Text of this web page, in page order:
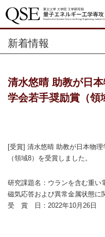
新着情報
清水悠晴 助教が日
学会若手奨励賞（領
[受賞] 清水悠晴 助教が日本物
（領域8）を受賞しました。
研究課題名：ウランを含む重い
磁気応答および異常金属状態に
受 賞 日：2022年10月26日